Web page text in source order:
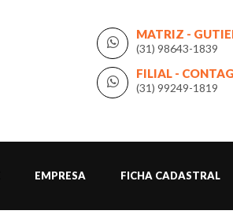
MATRIZ -
(31) 98643-1839
FILIAL -
(31) 99249-1819
EMPRESA FICHA CADASTRAL